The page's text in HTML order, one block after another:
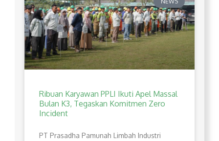
Ribuan Karyawan PPLI Ikuti Apel Massal
Bulan K3, Tegaskan Komitmen Zero
Incident
PT Prasadha Pamunah Limbah Industri